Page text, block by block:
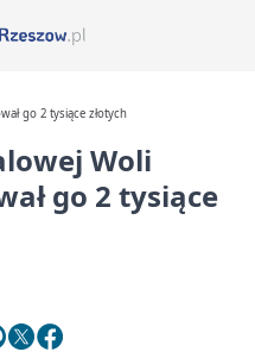
go 2 tysiące złotych
Woli
go 2 tysiące